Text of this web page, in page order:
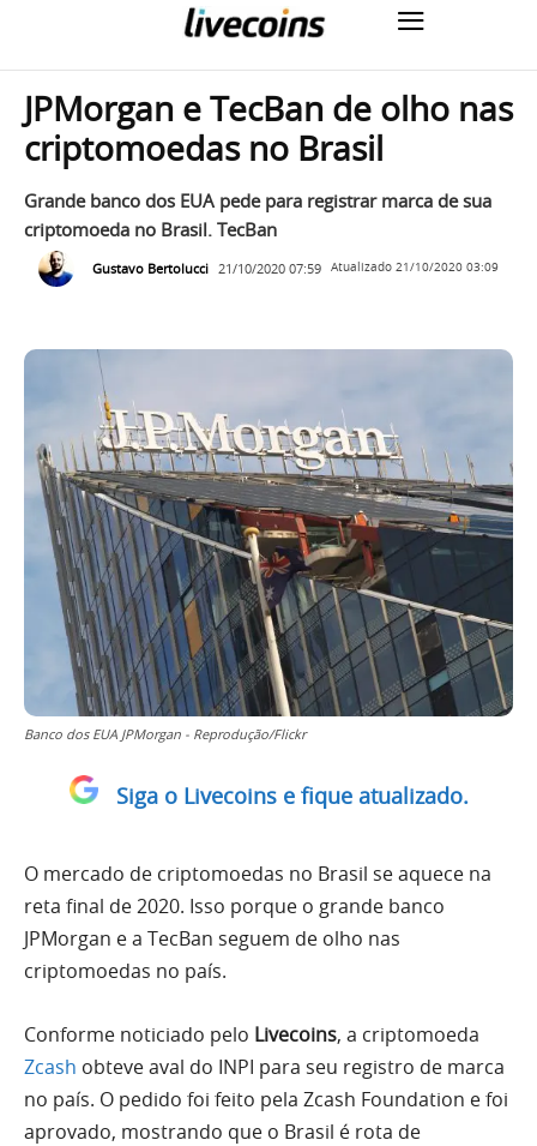
JPMorgan e TecBan de olho nas
criptomoedas no Brasil
Grande banco dos EUA pede para registrar marca de sua
criptomoeda no Brasil. TecBan
Gustavo Bertolucci 21/10/2020 07:59 Atualizado 21/10/2020 03:09
Banco dos EUA JPMorgan - Reprodução/Flickr
Siga o Livecoins e fique atualizado.
O mercado de criptomoedas no Brasil se aquece na
reta final de 2020. Isso porque o grande banco
JPMorgan e a TecBan seguem de olho nas
criptomoedas no país.
Conforme noticiado pelo Livecoins, a criptomoeda
Zcash obteve aval do INPI para seu registro de marca
no país. O pedido foi feito pela Zcash Foundation e foi
aprovado, mostrando que o Brasil é rota de